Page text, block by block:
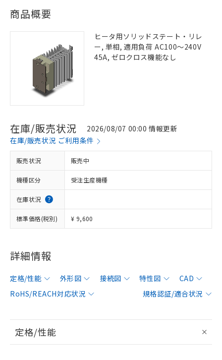
商品概要
ヒータ用ソリッドステート・リレ
ー, 単相, 適用負荷 AC100～240V
45A, ゼロクロス機能なし
在庫/販売状況
2026/08/07 00:00 情報更新
在庫/販売状況 ご利用条件
販売状況 販売中
機種区分 受注生産機種
在庫状況
標準価格(税別) ¥ 9,600
詳細情報
定格/性能 外形図 接続図 特性図
CAD
RoHS/REACH対応状況
規格認証/適合状況
定格/性能